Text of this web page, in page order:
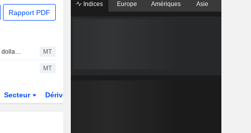
Rapport PDF
GameStop va échanger 1,4 milliard de dollars d'obligations convertibles contre des actions de classe A ; le titre chute MT
MT
Secteur Dérivés
Indices Europe Amériques Asie